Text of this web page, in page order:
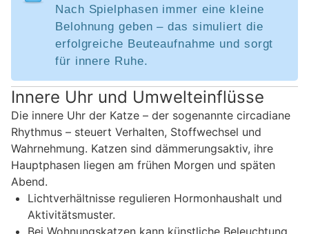
Nach Spielphasen immer eine kleine
Belohnung geben – das simuliert die
erfolgreiche Beuteaufnahme und sorgt
für innere Ruhe.
Innere Uhr und Umwelteinflüsse
Die innere Uhr der Katze – der sogenannte circadiane
Rhythmus – steuert Verhalten, Stoffwechsel und
Wahrnehmung. Katzen sind dämmerungsaktiv, ihre
Hauptphasen liegen am frühen Morgen und späten
Abend.
Lichtverhältnisse regulieren Hormonhaushalt und
Aktivitätsmuster.